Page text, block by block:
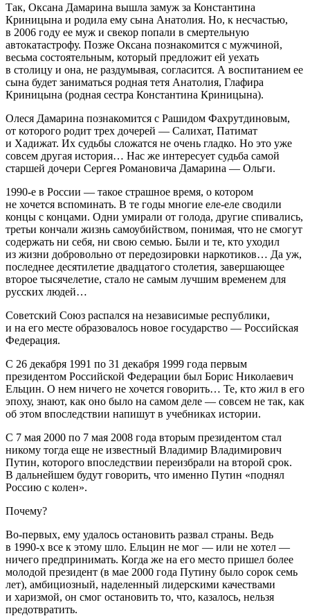
Так, Оксана Дамарина вышла замуж за Константина
Криницына и родила ему сына Анатолия. Но, к несчастью,
в 2006 году ее муж и свекор попали в смертельную
автокатастрофу. Позже Оксана познакомится с мужчиной,
весьма состоятельным, который предложит ей уехать
в столицу и она, не раздумывая, согласится. А воспитанием ее
сына будет заниматься родная тетя Анатолия, Глафира
Криницына (родная сестра Константина Криницына).
Олеся Дамарина познакомится с Рашидом Фахрутдиновым,
от которого родит трех дочерей — Салихат, Патимат
и Хадижат. Их судьбы сложатся не очень гладко. Но это уже
совсем другая история… Нас же интересует судьба самой
старшей дочери Сергея Романовича Дамарина — Ольги.
1990-е в России — такое страшное время, о котором
не хочется вспоминать. В те годы многие еле-еле сводили
концы с концами. Одни умирали от голода, другие спивались,
третьи кончали жизнь самоубийством, понимая, что не смогут
содержать ни себя, ни свою семью. Были и те, кто уходил
из жизни добровольно от передозировки наркотиков… Да уж,
последнее десятилетие двадцатого столетия, завершающее
второе тысячелетие, стало не самым лучшим временем для
русских людей…
Советский Союз распался на независимые республики,
и на его месте образовалось новое государство — Российская
Федерация.
С 26 декабря 1991 по 31 декабря 1999 года первым
президентом Российской Федерации был Борис Николаевич
Ельцин. О нем ничего не хочется говорить… Те, кто жил в его
эпоху, знают, как оно было на самом деле — совсем не так, как
об этом впоследствии напишут в учебниках истории.
С 7 мая 2000 по 7 мая 2008 года вторым президентом стал
никому тогда еще не известный Владимир Владимирович
Путин, которого впоследствии переизбрали на второй срок.
В дальнейшем будут говорить, что именно Путин «поднял
Россию с колен».
Почему?
Во-первых, ему удалось остановить развал страны. Ведь
в 1990-х все к этому шло. Ельцин не мог — или не хотел —
ничего предпринимать. Когда же на его место пришел более
молодой президент (в мае 2000 года Путину было сорок семь
лет), амбициозный, наделенный лидерскими качествами
и харизмой, он смог остановить то, что, казалось, нельзя
предотвратить.